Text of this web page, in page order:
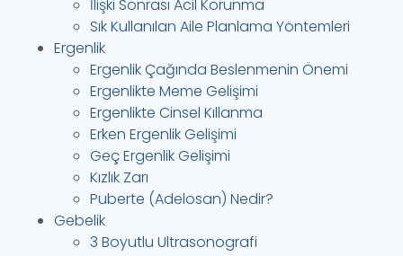
İlişki Sonrası Acil Korunma
Sık Kullanılan Aile Planlama Yöntemleri
Ergenlik
Ergenlik Çağında Beslenmenin Önemi
Ergenlikte Meme Gelişimi
Ergenlikte Cinsel Kıllanma
Erken Ergenlik Gelişimi
Geç Ergenlik Gelişimi
Kızlık Zarı
Puberte (Adelosan) Nedir?
Gebelik
3 Boyutlu Ultrasonografi